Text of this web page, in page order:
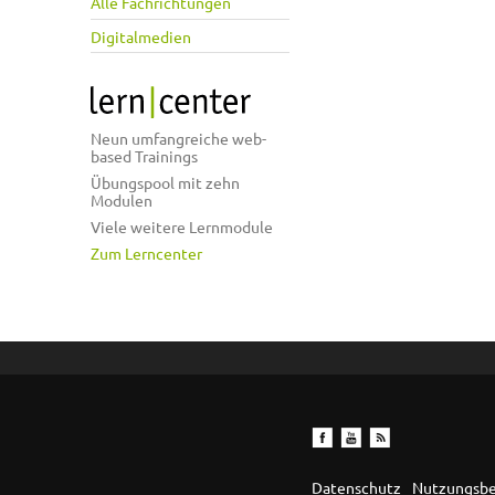
Digitalmedien
Neun umfangreiche web-
based Trainings
Übungspool mit zehn
Modulen
Viele weitere Lernmodule
Zum Lerncenter
Datenschutz